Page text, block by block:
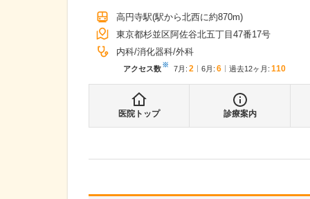
高円寺駅(駅から北西に約870m)
東京都杉並区阿佐谷北五丁目47番17号
内科 消化器科 外科
アクセス数※ 7月 : 2 6月 : 6 過去12ヶ月: 110
医院トップ 診療案内